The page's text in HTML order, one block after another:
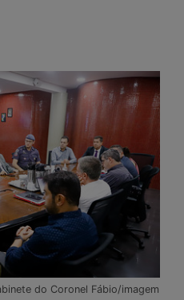
do Coronel Fábio/imagem